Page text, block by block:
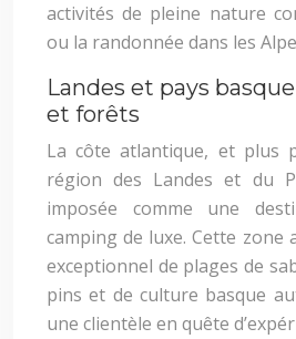
activités de pleine nature
ou la randonnée dans les
Landes et pays
et forêts
La côte atlantique, et plus
région des Landes et du
imposée comme une
camping de luxe. Cette zone
exceptionnel de plages de
pins et de culture basque
une clientèle en quête